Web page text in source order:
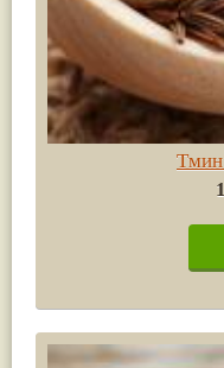
Тмин